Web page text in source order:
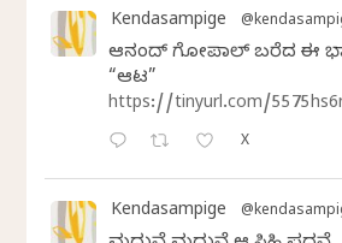
Kendasampige
ಆನಂದ್‌ ಗೋಪಾಲ್‌ ಬರೆದ ಈ
“ಆಟ”
https://tinyurl.com/
X
Kendasampige